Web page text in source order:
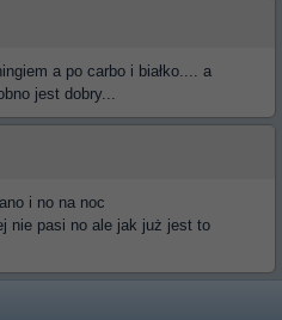
a po carbo i białko.... a
jest dobry...
i no na noc
nie pasi no ale jak już jest to